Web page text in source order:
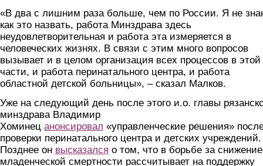
«В два с лишним раза больше, чем по России. Я не
как это назвать, работа Минздрава здесь
неудовлетворительная и работа эта измеряется в
человеческих жизнях. В связи с этим много вопросов
вызывает и в целом организация всех процессов в этой
части, и работа перинатального центра, и работа
областной детской больницы», – сказал Малков.
Уже на следующий день после этого и.о. главы
минздрава Владимир
Хоминец анонсировал «управленческие решения»
проверки перинатального центра и детских учреждений.
Позднее он высказался о том, что в борьбе за снижение
младенческой смертности рассчитывает на поддержку